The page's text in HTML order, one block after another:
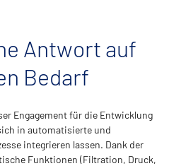
Antwort auf
Bedarf
Engagement für die Entwicklung
in automatisierte und
integrieren lassen. Dank der
Funktionen (Filtration, Druck,